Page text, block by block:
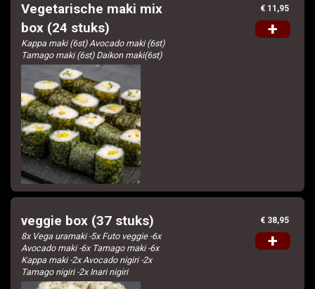
Vegetarische maki mix
box (24 stuks)
Kappa maki (6st) Avocado maki (6st)
Tamago maki (6st) Daikon maki(6st)
€ 11,95
+
veggie box (37 stuks)
8x Vega uramaki -5x Futo veggie -6x
Avocado maki -6x Tamago maki -6x
Kappa maki -2x Avocado nigiri -2x
Tamago nigiri -2x Inari nigiri
€ 38,95
+